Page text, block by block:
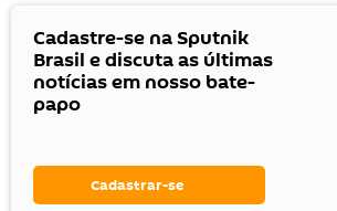
Cadastre-se na Sputnik
Brasil e discuta as últimas
notícias em nosso bate-
papo
Cadastrar-se